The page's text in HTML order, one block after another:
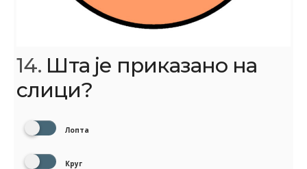
14. Шта је приказано на
слици?
Лопта
Круг